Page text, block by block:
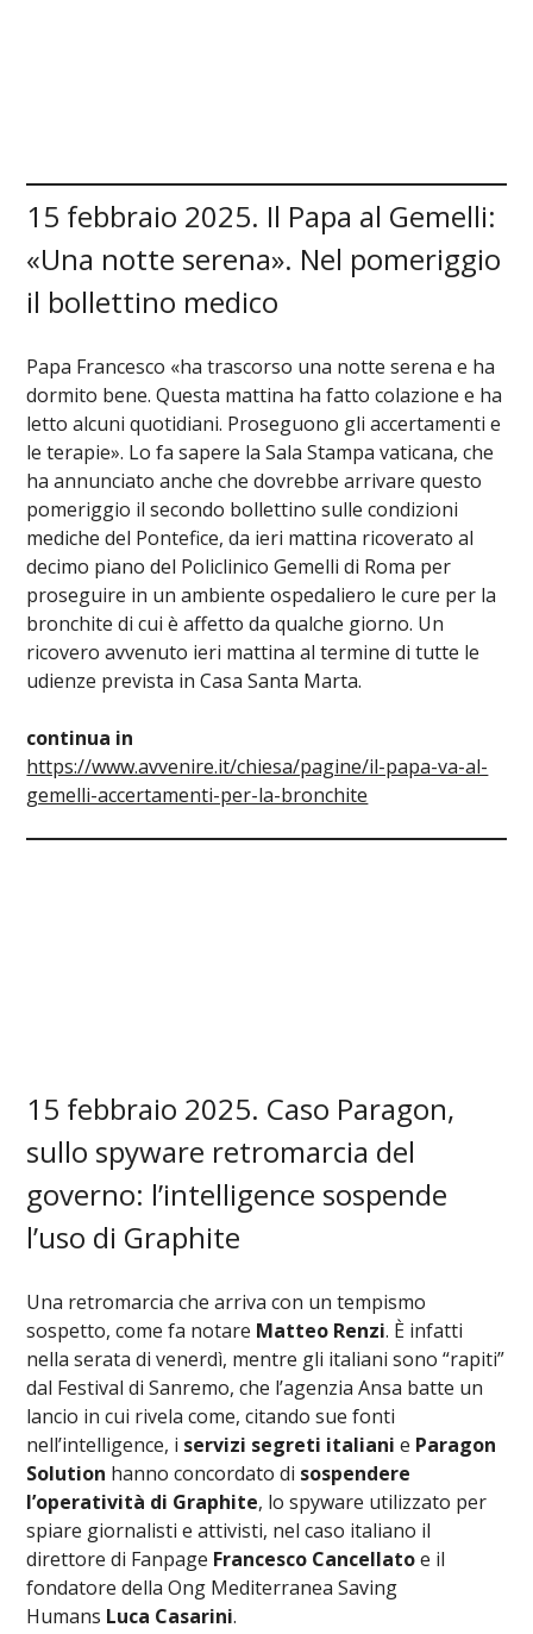
15 febbraio 2025. Il Papa al Gemelli:
«Una notte serena». Nel pomeriggio
il bollettino medico
Papa Francesco «ha trascorso una notte serena e ha
dormito bene. Questa mattina ha fatto colazione e ha
letto alcuni quotidiani. Proseguono gli accertamenti e
le terapie». Lo fa sapere la Sala Stampa vaticana, che
ha annunciato anche che dovrebbe arrivare questo
pomeriggio il secondo bollettino sulle condizioni
mediche del Pontefice, da ieri mattina ricoverato al
decimo piano del Policlinico Gemelli di Roma per
proseguire in un ambiente ospedaliero le cure per la
bronchite di cui è affetto da qualche giorno. Un
ricovero avvenuto ieri mattina al termine di tutte le
udienze prevista in Casa Santa Marta.
continua in
https://www.avvenire.it/chiesa/pagine/il-papa-va-al-
gemelli-accertamenti-per-la-bronchite
15 febbraio 2025. Caso Paragon,
sullo spyware retromarcia del
governo: l’intelligence sospende
l’uso di Graphite
Una retromarcia che arriva con un tempismo
sospetto, come fa notare Matteo Renzi. È infatti
nella serata di venerdì, mentre gli italiani sono “rapiti”
dal Festival di Sanremo, che l’agenzia Ansa batte un
lancio in cui rivela come, citando sue fonti
nell’intelligence, i servizi segreti italiani e Paragon
Solution hanno concordato di sospendere
l’operatività di Graphite, lo spyware utilizzato per
spiare giornalisti e attivisti, nel caso italiano il
direttore di Fanpage Francesco Cancellatoe il
fondatore della Ong Mediterranea Saving
Humans Luca Casarini.